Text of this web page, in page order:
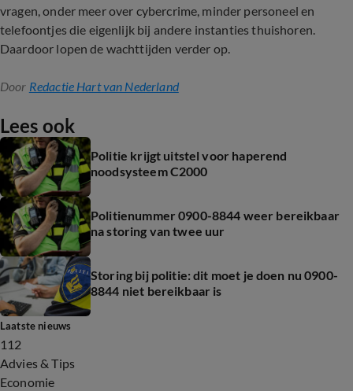
vragen, onder meer over cybercrime, minder personeel en
telefoontjes die eigenlijk bij andere instanties thuishoren.
Daardoor lopen de wachttijden verder op.
Door Redactie Hart van Nederland
Lees ook
Politie krijgt uitstel voor haperend
noodsysteem C2000
Politienummer 0900-8844 weer bereikbaar
na storing van twee uur
Storing bij politie: dit moet je doen nu 0900-
8844 niet bereikbaar is
Laatste nieuws
112
Advies & Tips
Economie